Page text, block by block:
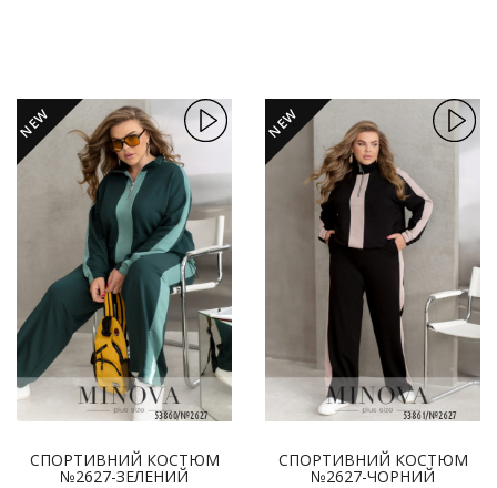
NEW
СПОРТИВНИЙ КОСТЮМ
№2627-ЗЕЛЕНИЙ
NEW
СПОРТИВНИЙ КОСТЮМ
№2627-ЧОРНИЙ